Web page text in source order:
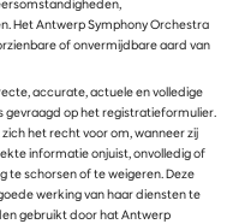
Het Antwerp Symphony Orchestra
of onvermijdbare aard van
accurate, actuele en volledige
gevraagd op het registratieformulier.
het recht voor om, wanneer zij
informatie onjuist, onvolledig of
te schorsen of te weigeren. Deze
werking van haar diensten te
gebruikt door hat Antwerp